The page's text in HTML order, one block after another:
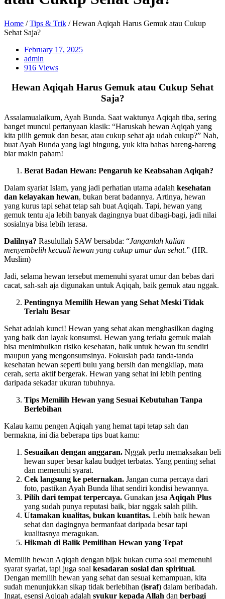
Home /Tips & Trik / Hewan Aqiqah Harus Gemuk atau Cukup
Sehat Saja?
February 17, 2025
admin
916 Views
Hewan Aqiqah Harus Gemuk atau Cukup Sehat
Saja?
Assalamualaikum, Ayah Bunda. Saat waktunya Aqiqah tiba, sering
banget muncul pertanyaan klasik: “Haruskah hewan Aqiqah yang
kita pilih gemuk dan besar, atau cukup sehat aja udah cukup?” Nah,
buat Ayah Bunda yang lagi bingung, yuk kita bahas bareng-bareng
biar makin paham!
Berat Badan Hewan: Pengaruh ke Keabsahan Aqiqah?
Dalam syariat Islam, yang jadi perhatian utama adalah kesehatan
dan kelayakan hewan, bukan berat badannya. Artinya, hewan
yang kurus tapi sehat tetap sah buat Aqiqah. Tapi, hewan yang
gemuk tentu aja lebih banyak dagingnya buat dibagi-bagi, jadi nilai
sosialnya bisa lebih terasa.
Dalilnya? Rasulullah SAW bersabda: “Janganlah kalian
menyembelih kecuali hewan yang cukup umur dan sehat.” (HR.
Muslim)
Jadi, selama hewan tersebut memenuhi syarat umur dan bebas dari
cacat, sah-sah aja digunakan untuk Aqiqah, baik gemuk atau nggak.
Pentingnya Memilih Hewan yang Sehat Meski Tidak
Terlalu Besar
Sehat adalah kunci! Hewan yang sehat akan menghasilkan daging
yang baik dan layak konsumsi. Hewan yang terlalu gemuk malah
bisa menimbulkan risiko kesehatan, baik untuk hewan itu sendiri
maupun yang mengonsumsinya. Fokuslah pada tanda-tanda
kesehatan hewan seperti bulu yang bersih dan mengkilap, mata
cerah, serta aktif bergerak. Hewan yang sehat ini lebih penting
daripada sekadar ukuran tubuhnya.
Tips Memilih Hewan yang Sesuai Kebutuhan Tanpa
Berlebihan
Kalau kamu pengen Aqiqah yang hemat tapi tetap sah dan
bermakna, ini dia beberapa tips buat kamu:
Sesuaikan dengan anggaran. Nggak perlu memaksakan beli
hewan super besar kalau budget terbatas. Yang penting sehat
dan memenuhi syarat.
Cek langsung ke peternakan. Jangan cuma percaya dari
foto, pastikan Ayah Bunda lihat sendiri kondisi hewannya.
Pilih dari tempat terpercaya. Gunakan jasa Aqiqah Plus
yang sudah punya reputasi baik, biar nggak salah pilih.
Utamakan kualitas, bukan kuantitas. Lebih baik hewan
sehat dan dagingnya bermanfaat daripada besar tapi
kualitasnya meragukan.
Hikmah di Balik Pemilihan Hewan yang Tepat
Memilih hewan Aqiqah dengan bijak bukan cuma soal memenuhi
syarat syariat, tapi juga soal kesadaran sosial dan spiritual.
Dengan memilih hewan yang sehat dan sesuai kemampuan, kita
sudah menunjukkan sikap tidak berlebihan (israf) dalam beribadah.
Ingat, esensi Aqiqah adalah syukur kepada Allah dan berbagi